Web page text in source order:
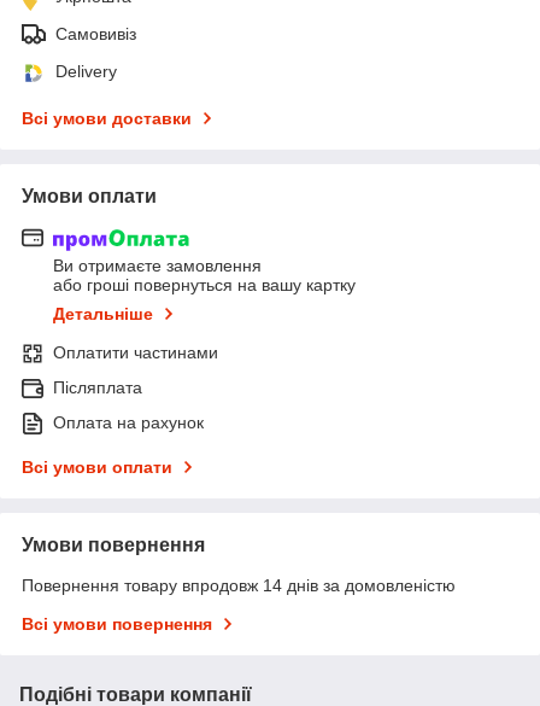
Самовивіз
Delivery
Всі умови доставки
Умови оплати
Ви отримаєте замовлення
або гроші повернуться на вашу картку
Детальніше
Оплатити частинами
Післяплата
Оплата на рахунок
Всі умови оплати
Умови повернення
Повернення товару впродовж 14 днів за домовленістю
Всі умови повернення
Подібні товари компанії